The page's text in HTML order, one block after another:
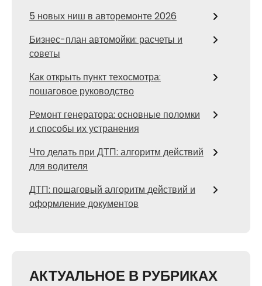
5 новых ниш в авторемонте 2026
Бизнес-план автомойки: расчеты и
советы
Как открыть пункт техосмотра:
пошаговое руководство
Ремонт генератора: основные поломки
и способы их устранения
Что делать при ДТП: алгоритм действий
для водителя
ДТП: пошаговый алгоритм действий и
оформление документов
АКТУАЛЬНОЕ В РУБРИКАХ